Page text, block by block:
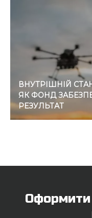
ВНУТРІШНІЙ
ЯК ФОНД
РЕЗУЛЬТАТ
Оформити